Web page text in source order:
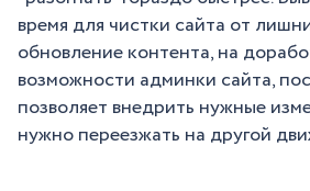
время для чистки сайта от
обновление контента, на
возможности админки сайта,
позволяет внедрить нужные
нужно переезжать на другой